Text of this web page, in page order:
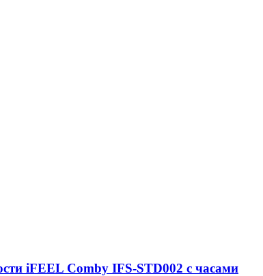
iFEEL Comby IFS-STD002 с часами